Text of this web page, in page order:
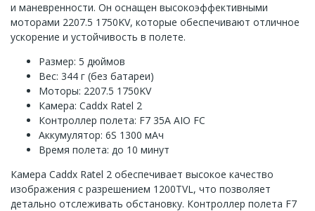
и маневренности. Он оснащен высокоэффективными
моторами 2207.5 1750KV, которые обеспечивают отличное
ускорение и устойчивость в полете.
Размер: 5 дюймов
Вес: 344 г (без батареи)
Моторы: 2207.5 1750KV
Камера: Caddx Ratel 2
Контроллер полета: F7 35A AIO FC
Аккумулятор: 6S 1300 мАч
Время полета: до 10 минут
Камера Caddx Ratel 2 обеспечивает высокое качество
изображения с разрешением 1200TVL, что позволяет
детально отслеживать обстановку. Контроллер полета F7